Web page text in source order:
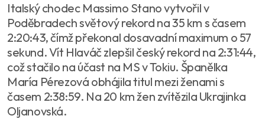
Italský chodec Massimo Stano vytvořil v
Poděbradech světový rekord na 35 km s časem
2:20:43, čímž překonal dosavadní maximum o 57
sekund. Vít Hlaváč zlepšil český rekord na 2:31:44,
což stačilo na účast na MS v Tokiu. Španělka
María Pérezová obhájila titul mezi ženami s
časem 2:38:59. Na 20 km žen zvítězila Ukrajinka
Oljanovská.